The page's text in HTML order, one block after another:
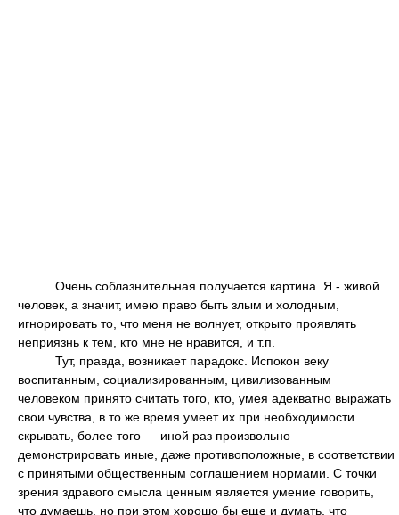
Очень соблазнительная получается картина. Я - живой
человек, а значит, имею право быть злым и холодным,
игнорировать то, что меня не волнует, открыто проявлять
неприязнь к тем, кто мне не нравится, и т.п.
Тут, правда, возникает парадокс. Испокон веку
воспитанным, социализированным, цивилизованным
человеком принято считать того, кто, умея адекватно выражать
свои чувства, в то же время умеет их при необходимости
скрывать, более того — иной раз произвольно
демонстрировать иные, даже противоположные, в соответствии
с принятыми общественным соглашением нормами. С точки
зрения здравого смысла ценным является умение говорить,
что думаешь, но при этом хорошо бы еще и думать, что